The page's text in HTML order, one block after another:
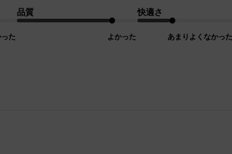
た
品質
よかった
快適さ
あまりよくなかった